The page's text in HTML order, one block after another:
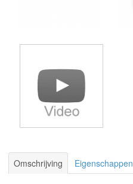
Omschrijving Eigenschappen